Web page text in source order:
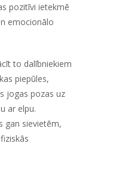
pozitīvi ietekmē
emocionālo
to dalībniekiem
piepūles,
jogas pozas uz
ar elpu.
gan sievietēm,